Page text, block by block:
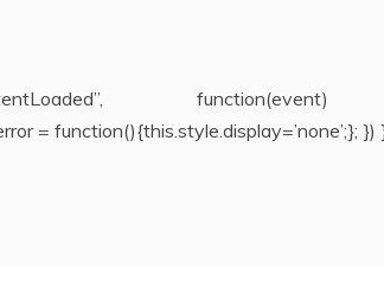
= function(){this.style.display=’none’;}; })